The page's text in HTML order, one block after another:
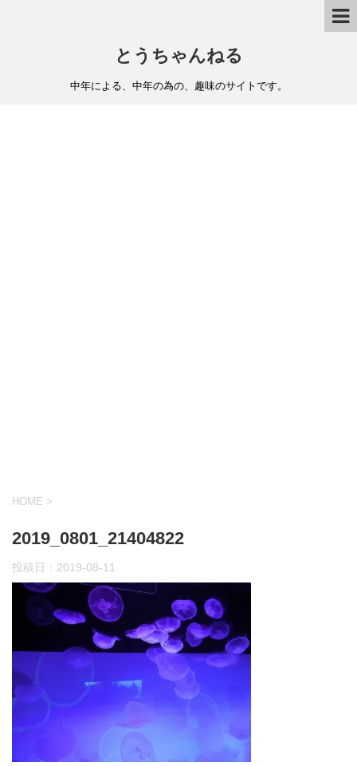
とうちゃんねる
中年による、中年の為の、趣味のサイトです。
HOME >
2019_0801_21404822
投稿日： 2019-08-11